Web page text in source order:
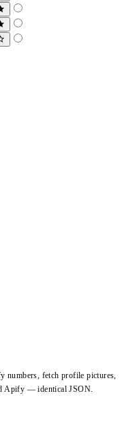
numbers, fetch profile pictures,
Apify — identical JSON.